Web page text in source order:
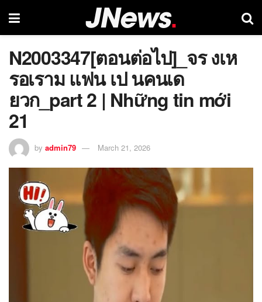
N2003347[ตอนต่อไป]_จร งเห
รอเราม แฟน เป นคนเด
ยวก_part 2 | Những tin mới
21
by admin79 March 21, 2026